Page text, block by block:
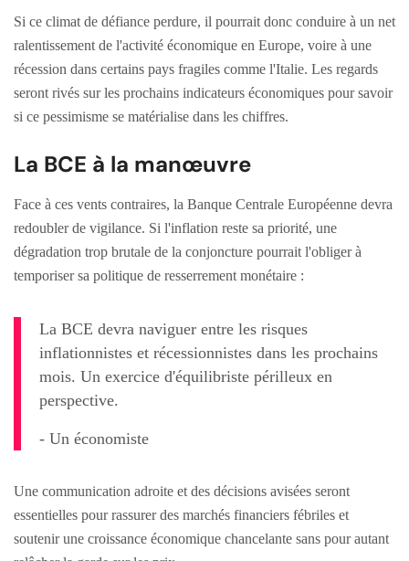
Si ce climat de défiance perdure, il pourrait donc conduire à un net
ralentissement de l'activité économique en Europe, voire à une
récession dans certains pays fragiles comme l'Italie. Les regards
seront rivés sur les prochains indicateurs économiques pour savoir
si ce pessimisme se matérialise dans les chiffres.
La BCE à la manœuvre
Face à ces vents contraires, la Banque Centrale Européenne devra
redoubler de vigilance. Si l'inflation reste sa priorité, une
dégradation trop brutale de la conjoncture pourrait l'obliger à
temporiser sa politique de resserrement monétaire :
La BCE devra naviguer entre les risques
inflationnistes et récessionnistes dans les prochains
mois. Un exercice d'équilibriste périlleux en
perspective.
- Un économiste
Une communication adroite et des décisions avisées seront
essentielles pour rassurer des marchés financiers fébriles et
soutenir une croissance économique chancelante sans pour autant